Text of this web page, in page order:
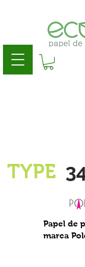
TYPE
Papel de
marca